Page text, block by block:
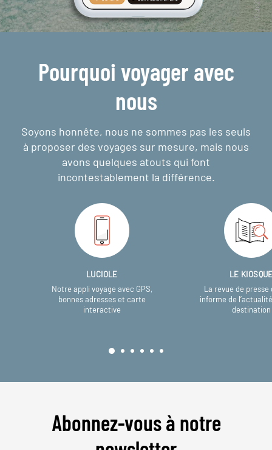
Pourquoi voyager avec
nous
Soyons honnête, nous ne sommes pas les seuls
à proposer des voyages sur mesure, mais nous
avons quelques atouts qui font
incontestablement la différence.
LUCIOLE
Notre appli voyage avec GPS,
bonnes adresses et carte
interactive
LE
La revue de presse
informe de
destination
Abonnez-vous à notre